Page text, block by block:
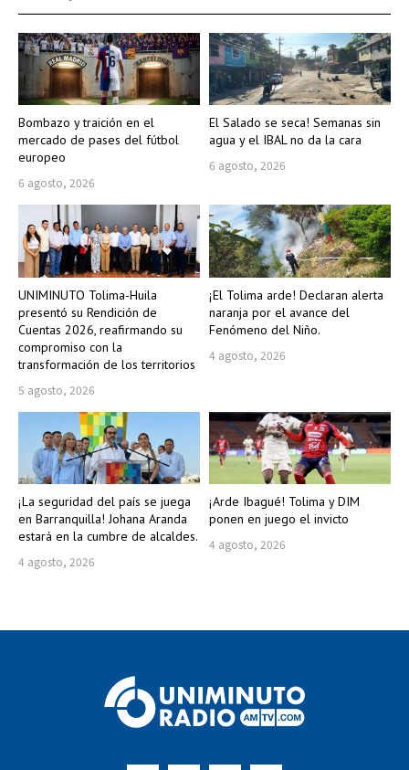
Bombazo y traición en el
mercado de pases del fútbol
europeo
6 agosto, 2026
El Salado se seca! Semanas sin
agua y el IBAL no da la cara
6 agosto, 2026
UNIMINUTO Tolima-Huila
presentó su Rendición de
Cuentas 2026, reafirmando su
compromiso con la
transformación de los territorios
5 agosto, 2026
¡El Tolima arde! Declaran alerta
naranja por el avance del
Fenómeno del Niño.
4 agosto, 2026
¡La seguridad del país se juega
en Barranquilla! Johana Aranda
estará en la cumbre de alcaldes.
4 agosto, 2026
¡Arde Ibagué! Tolima y DIM
ponen en juego el invicto
4 agosto, 2026